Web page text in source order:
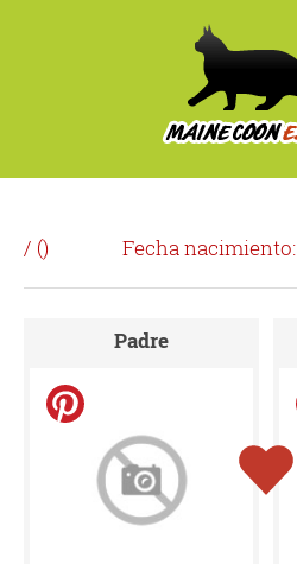
/ () Fecha nacimiento:
Padre